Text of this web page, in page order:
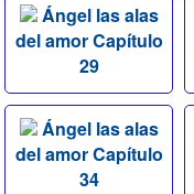
Ángel las alas
del amor Capítulo
29
Ángel las alas
del amor Capítulo
34